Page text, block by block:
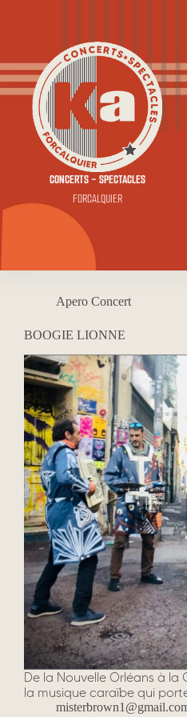
CONCERTS - SPECTACLES
FORCALQUIER
Apero Concert
BOOGIE LIONNE
De la Nouvelle Orléans à la
la musique caraïbe qui